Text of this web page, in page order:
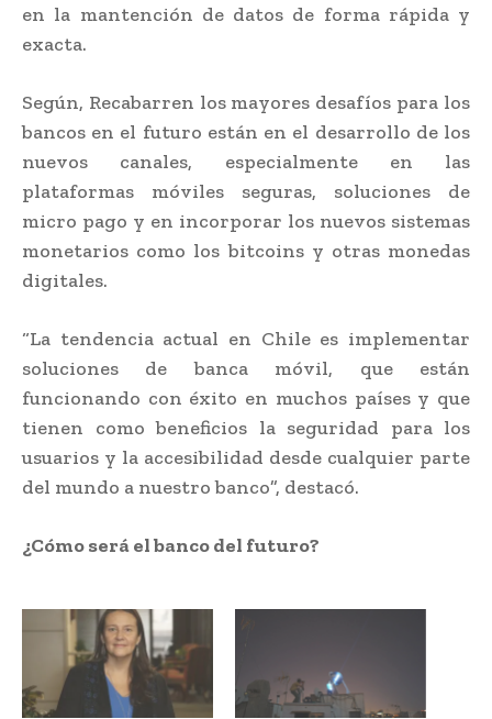
en la mantención de datos de forma rápida y
exacta.
Según, Recabarren los mayores desafíos para los
bancos en el futuro están en el desarrollo de los
nuevos canales, especialmente en las
plataformas móviles seguras, soluciones de
micro pago y en incorporar los nuevos sistemas
monetarios como los bitcoins y otras monedas
digitales.
“La tendencia actual en Chile es implementar
soluciones de banca móvil, que están
funcionando con éxito en muchos países y que
tienen como beneficios la seguridad para los
usuarios y la accesibilidad desde cualquier parte
del mundo a nuestro banco”, destacó.
¿Cómo será el banco del futuro?